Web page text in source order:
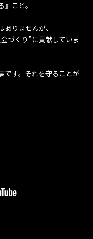
こと。
りませんが、
づくり”に貢献していま
です。それを守ることが